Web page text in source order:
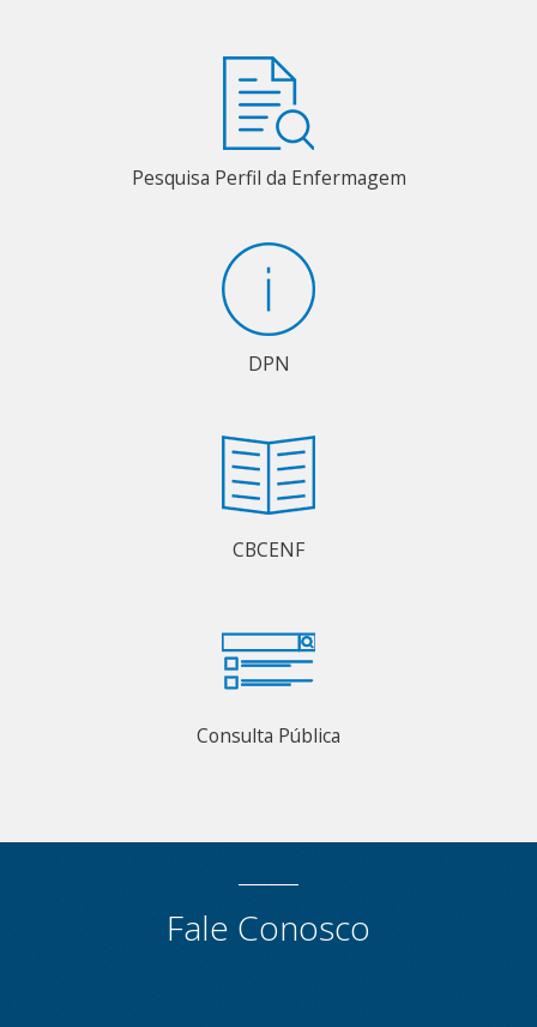
Pesquisa Perfil da Enfermagem
DPN
CBCENF
Consulta Pública
Fale Conosco